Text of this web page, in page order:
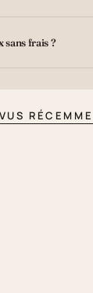
sans frais ?
VUS